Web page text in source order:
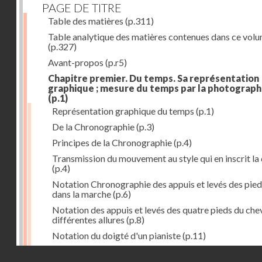
PAGE DE TITRE
Table des matières (p.311)
Table analytique des matières contenues dans ce
(p.327)
Avant-propos (p.r5)
Chapitre premier. Du temps. Sa représentation
graphique ; mesure du temps par la
(p.1)
Représentation graphique du temps (p.1)
De la Chronographie(p.3)
Principes de la Chronographie(p.4)
Transmission du mouvement au style qui en inscrit la
(p.4)
Notation Chronographie des appuis et levés des
dans la marche(p.6)
Notation des appuis et levés des quatre pieds du
différentes allures (p.8)
Notation du doigté d'un pianiste(p.11)